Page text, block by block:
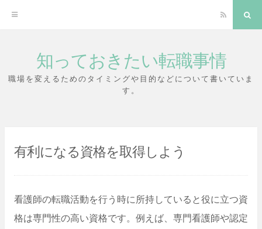
ン
RSS
知っておきたい転職事情
職場を変えるためのタイミングや目的などについて書いていま
す。
有利になる資格を取得しよう
看護師の転職活動を行う時に所持していると役に立つ資
格は専門性の高い資格です。例えば、専門看護師や認定